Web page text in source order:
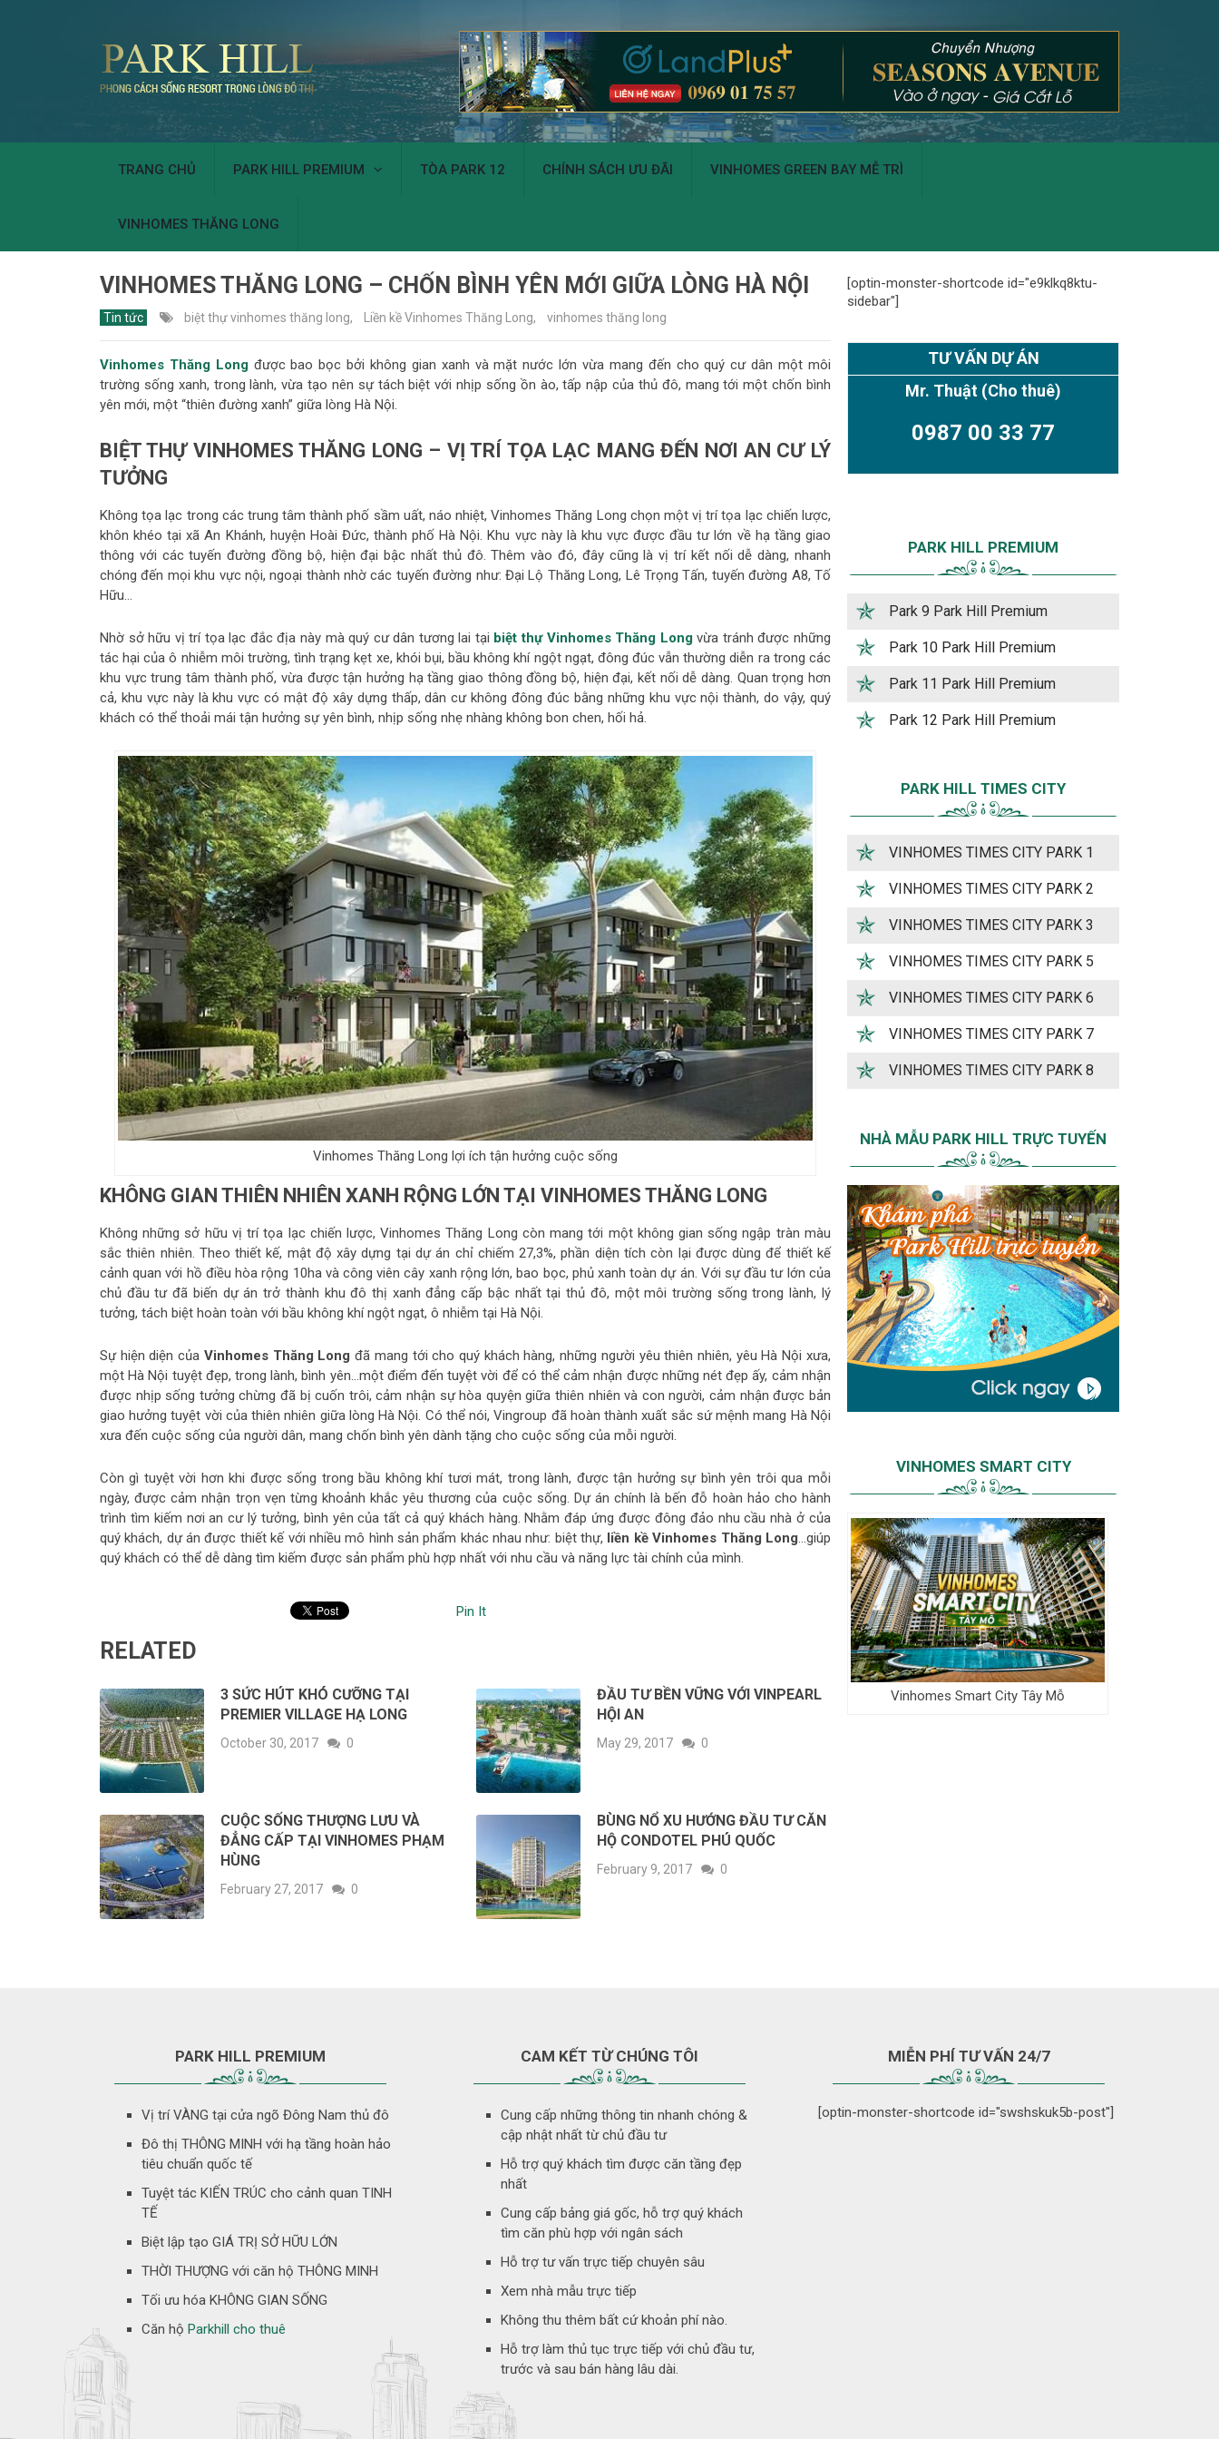
TRANG CHỦ PARK HILL PREMIUM TÒA PARK 12 CHÍNH SÁCH ƯU ĐÃI VINHOMES GREEN BAY MỄ TRÌ
VINHOMES THĂNG LONG
VINHOMES THĂNG LONG – CHỐN BÌNH YÊN MỚI GIỮA LÒNG HÀ NỘI
Tin tức biệt thự vinhomes thăng long, Liền kề Vinhomes Thăng Long, vinhomes thăng long
Vinhomes Thăng Longđược bao bọc bởi không gian xanh và mặt nước lớn vừa mang đến cho quý cư dân một môi
trường sống xanh, trong lành, vừa tạo nên sự tách biệt với nhịp sống ồn ào, tấp nập của thủ đô, mang tới một chốn bình
yên mới, một “thiên đường xanh” giữa lòng Hà Nội.
BIỆT THỰ VINHOMES THĂNG LONG – VỊ TRÍ TỌA LẠC MANG ĐẾN NƠI AN CƯ LÝ
TƯỞNG
Không tọa lạc trong các trung tâm thành phố sầm uất, náo nhiệt, Vinhomes Thăng Long chọn một vị trí tọa lạc chiến lược,
khôn khéo tại xã An Khánh, huyện Hoài Đức, thành phố Hà Nội. Khu vực này là khu vực được đầu tư lớn về hạ tầng giao
thông với các tuyến đường đồng bộ, hiện đại bậc nhất thủ đô. Thêm vào đó, đây cũng là vị trí kết nối dễ dàng, nhanh
chóng đến mọi khu vực nội, ngoại thành nhờ các tuyến đường như: Đại Lộ Thăng Long, Lê Trọng Tấn, tuyến đường A8, Tố
Hữu…
Nhờ sở hữu vị trí tọa lạc đắc địa này mà quý cư dân tương lai tại biệt thự Vinhomes Thăng Long vừa tránh được những
tác hại của ô nhiễm môi trường, tình trạng kẹt xe, khói bụi, bầu không khí ngột ngạt, đông đúc vẫn thường diễn ra trong các
khu vực trung tâm thành phố, vừa được tận hưởng hạ tầng giao thông đồng bộ, hiện đại, kết nối dễ dàng. Quan trọng hơn
cả, khu vực này là khu vực có mật độ xây dựng thấp, dân cư không đông đúc bằng những khu vực nội thành, do vậy, quý
khách có thể thoải mái tận hưởng sự yên bình, nhịp sống nhẹ nhàng không bon chen, hối hả.
Vinhomes Thăng Long lợi ích tận hưởng cuộc sống
KHÔNG GIAN THIÊN NHIÊN XANH RỘNG LỚN TẠI VINHOMES THĂNG LONG
Không những sở hữu vị trí tọa lạc chiến lược, Vinhomes Thăng Long còn mang tới một không gian sống ngập tràn màu
sắc thiên nhiên. Theo thiết kế, mật độ xây dựng tại dự án chỉ chiếm 27,3%, phần diện tích còn lại được dùng để thiết kế
cảnh quan với hồ điều hòa rộng 10ha và công viên cây xanh rộng lớn, bao bọc, phủ xanh toàn dự án. Với sự đầu tư lớn của
chủ đầu tư đã biến dự án trở thành khu đô thị xanh đẳng cấp bậc nhất tại thủ đô, một môi trường sống trong lành, lý
tưởng, tách biệt hoàn toàn với bầu không khí ngột ngạt, ô nhiễm tại Hà Nội.
Sự hiện diện của Vinhomes Thăng Long đã mang tới cho quý khách hàng, những người yêu thiên nhiên, yêu Hà Nội xưa,
một Hà Nội tuyệt đẹp, trong lành, bình yên…một điểm đến tuyệt vời để có thể cảm nhận được những nét đẹp ấy, cảm nhận
được nhịp sống tưởng chừng đã bị cuốn trôi, cảm nhận sự hòa quyện giữa thiên nhiên và con người, cảm nhận được bản
giao hưởng tuyệt vời của thiên nhiên giữa lòng Hà Nội. Có thể nói, Vingroup đã hoàn thành xuất sắc sứ mệnh mang Hà Nội
xưa đến cuộc sống của người dân, mang chốn bình yên dành tặng cho cuộc sống của mỗi người.
Còn gì tuyệt vời hơn khi được sống trong bầu không khí tươi mát, trong lành, được tận hưởng sự bình yên trôi qua mỗi
ngày, được cảm nhận trọn vẹn từng khoảnh khắc yêu thương của cuộc sống. Dự án chính là bến đỗ hoàn hảo cho hành
trình tìm kiếm nơi an cư lý tưởng, bình yên của tất cả quý khách hàng. Nhằm đáp ứng được đông đảo nhu cầu nhà ở của
quý khách, dự án được thiết kế với nhiều mô hình sản phẩm khác nhau như: biệt thự, liền kề Vinhomes Thăng Long…giúp
quý khách có thể dễ dàng tìm kiếm được sản phẩm phù hợp nhất với nhu cầu và năng lực tài chính của mình.
Pin It
RELATED
3 SỨC HÚT KHÓ CƯỠNG TẠI
PREMIER VILLAGE HẠ LONG
October 30, 2017 0
ĐẦU TƯ BỀN VỮNG VỚI VINPEARL
HỘI AN
May 29, 2017 0
CUỘC SỐNG THƯỢNG LƯU VÀ
ĐẲNG CẤP TẠI VINHOMES PHẠM
HÙNG
February 27, 2017 0
BÙNG NỔ XU HƯỚNG ĐẦU TƯ CĂN
HỘ CONDOTEL PHÚ QUỐC
February 9, 2017 0
[optin-monster-shortcode id="e9klkq8ktu-
sidebar"]
TƯ VẤN DỰ ÁN
Mr. Thuật (Cho thuê)
0987 00 33 77
PARK HILL PREMIUM
Park 9 Park Hill Premium
Park 10 Park Hill Premium
Park 11 Park Hill Premium
Park 12 Park Hill Premium
PARK HILL TIMES CITY
VINHOMES TIMES CITY PARK 1
VINHOMES TIMES CITY PARK 2
VINHOMES TIMES CITY PARK 3
VINHOMES TIMES CITY PARK 5
VINHOMES TIMES CITY PARK 6
VINHOMES TIMES CITY PARK 7
VINHOMES TIMES CITY PARK 8
NHÀ MẪU PARK HILL TRỰC TUYẾN
VINHOMES SMART CITY
Vinhomes Smart City Tây Mỗ
PARK HILL PREMIUM
Vị trí VÀNG tại cửa ngõ Đông Nam thủ đô
Đô thị THÔNG MINH với hạ tầng hoàn hảo
tiêu chuẩn quốc tế
Tuyệt tác KIẾN TRÚC cho cảnh quan TINH
TẾ
Biệt lập tạo GIÁ TRỊ SỞ HỮU LỚN
THỜI THƯỢNG với căn hộ THÔNG MINH
Tối ưu hóa KHÔNG GIAN SỐNG
Căn hộ Parkhill cho thuê
CAM KẾT TỪ CHÚNG TÔI
Cung cấp những thông tin nhanh chóng &
cập nhật nhất từ chủ đầu tư
Hỗ trợ quý khách tìm được căn tầng đẹp
nhất
Cung cấp bảng giá gốc, hỗ trợ quý khách
tìm căn phù hợp với ngân sách
Hỗ trợ tư vấn trực tiếp chuyên sâu
Xem nhà mẫu trực tiếp
Không thu thêm bất cứ khoản phí nào.
Hỗ trợ làm thủ tục trực tiếp với chủ đầu tư,
trước và sau bán hàng lâu dài.
MIỄN PHÍ TƯ VẤN 24/7
[optin-monster-shortcode id="swshskuk5b-post"]